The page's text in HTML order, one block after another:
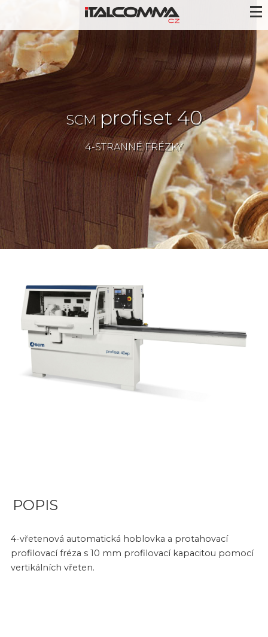
SCM profiset 40
4-STRANNÉ FRÉZKY
POPIS
4-vřetenová automatická hoblovka a protahovací
profilovací fréza s 10 mm profilovací kapacitou pomocí
vertikálních vřeten.